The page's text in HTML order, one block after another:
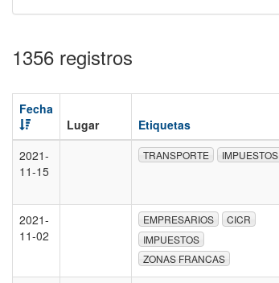
1356 registros
Fecha
Lugar
Etiquetas
2021-
11-15
TRANSPORTE IMPUESTOS
2021-
11-02
EMPRESARIOS
CICR
IMPUESTOS
ZONAS FRANCAS